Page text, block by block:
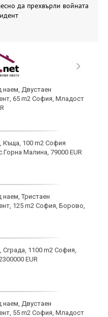
да прехвърли войната
наем, Двустаен
65 m2 София, Младост
Къща, 100 m2 София
Малина, 79000 EUR
наем, Тристаен
125 m2 София, Борово,
Сграда, 1100 m2 София,
EUR
наем, Двустаен
55 m2 София, Младост